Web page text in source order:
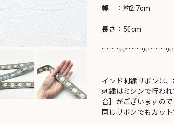
幅 ：約2.7cm
長さ：50cm
インド刺繍リボンは
刺繍はミシンで行わ
合】がございますので
同じリボンでもカッ